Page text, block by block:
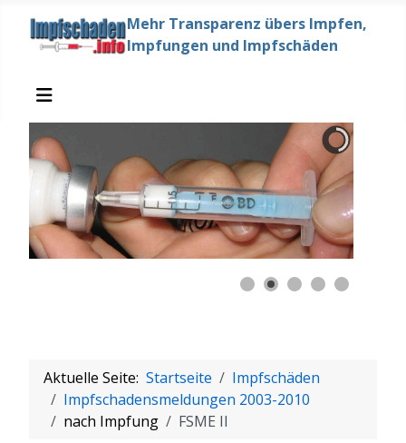
Mehr Transparenz übers Impfen,
Impfungen und Impfschäden
Aktuelle Seite: Startseite
Impfschäden
Impfschadensmeldungen 2003-2010
nach Impfung
FSME II